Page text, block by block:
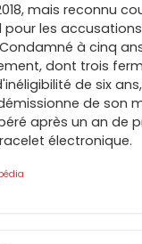
mais reconnu
pour les
à cinq
dont trois
de six
de son
après un an de
électronique.